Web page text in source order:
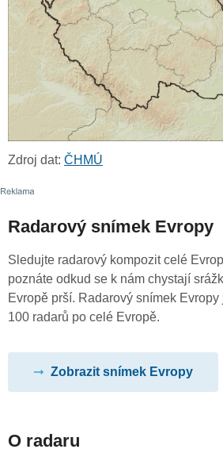
Zdroj dat: ČHMÚ
Radarový snímek Evropy
Sledujte radarový kompozit celé
poznáte odkud se k nám chystají
Evropě prší. Radarový snímek
100 radarů po celé Evropě.
Zobrazit snímek Evropy
O radaru